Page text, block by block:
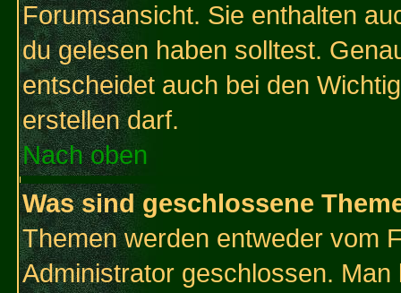
Forumsansicht. Sie enthalten
du gelesen haben solltest.
entscheidet auch bei den
erstellen darf.
Nach oben
Was sind geschlossene
Themen werden entweder vom
Administrator geschlossen.